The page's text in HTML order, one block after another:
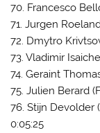
70. Francesco
71. Jurgen
72. Dmytro
73. Vladimir
74. Geraint
75. Julien Berard
76. Stijn Devolder
0:05:25